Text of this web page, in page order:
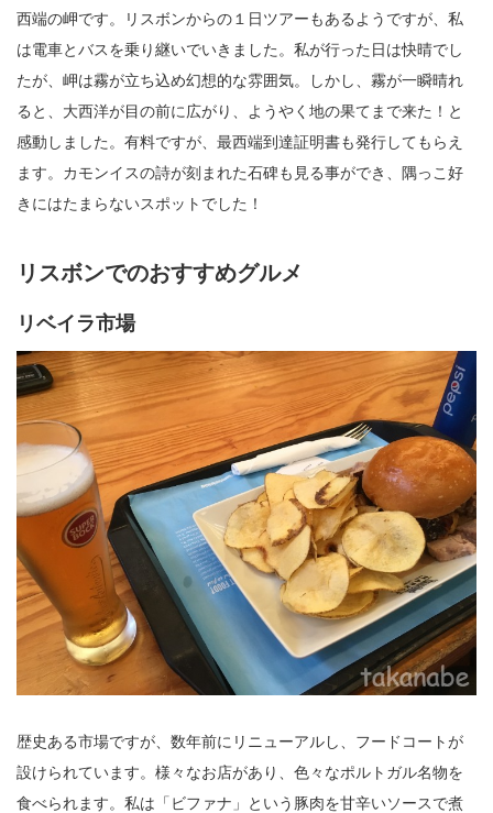
西端の岬です。リスボンからの１日ツアーもあるようですが、私
は電車とバスを乗り継いでいきました。私が行った日は快晴でし
たが、岬は霧が立ち込め幻想的な雰囲気。しかし、霧が一瞬晴れ
ると、大西洋が目の前に広がり、ようやく地の果てまで来た！と
感動しました。有料ですが、最西端到達証明書も発行してもらえ
ます。カモンイスの詩が刻まれた石碑も見る事ができ、隅っこ好
きにはたまらないスポットでした！
リスボンでのおすすめグルメ
リベイラ市場
歴史ある市場ですが、数年前にリニューアルし、フードコートが
設けられています。様々なお店があり、色々なポルトガル名物を
食べられます。私は「ビファナ」という豚肉を甘辛いソースで煮